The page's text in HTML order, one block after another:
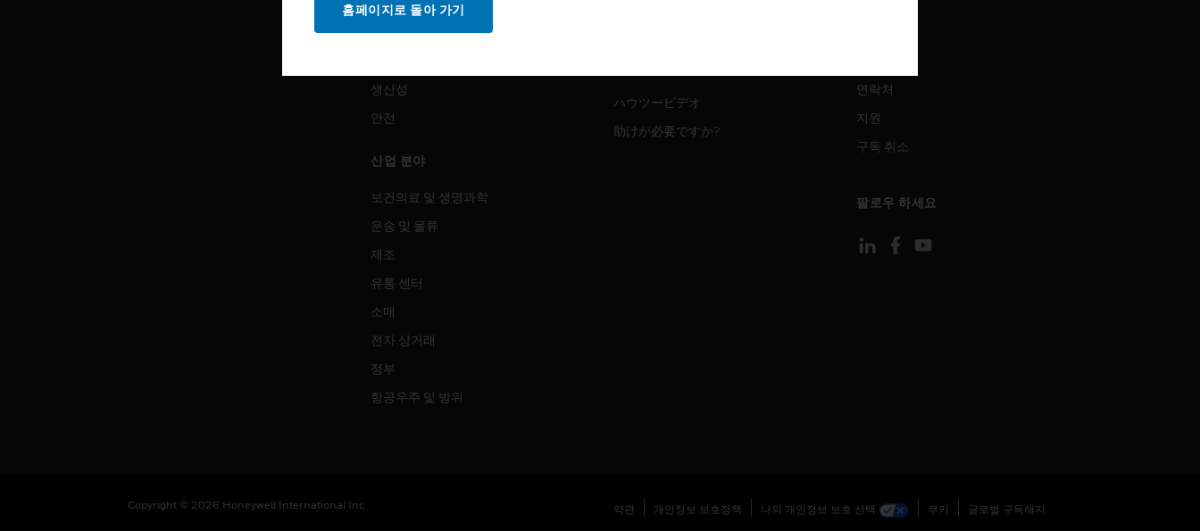
생산성
안전
산업 분야
보건의료 및 생명과학
운송 및 물류
제조
유통 센터
소매
전자 상거래
정부
항공우주 및 방위
ハウツービデオ
助けが必要ですか?
연락처
지원
구독 취소
팔로우 하세요
Copyright © 2026 Honeywell International Inc 약관 개인정보 보호정책 나의 개인정보 보호 선택 쿠키 글로벌 구독해지
홈페이지로 돌아 가기